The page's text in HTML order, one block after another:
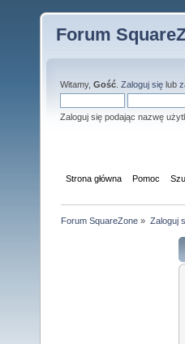
Forum
Witamy, Gość Zaloguj się lub
Zaloguj się podając nazwę
Strona główna Pomoc
Forum SquareZone » Zaloguj